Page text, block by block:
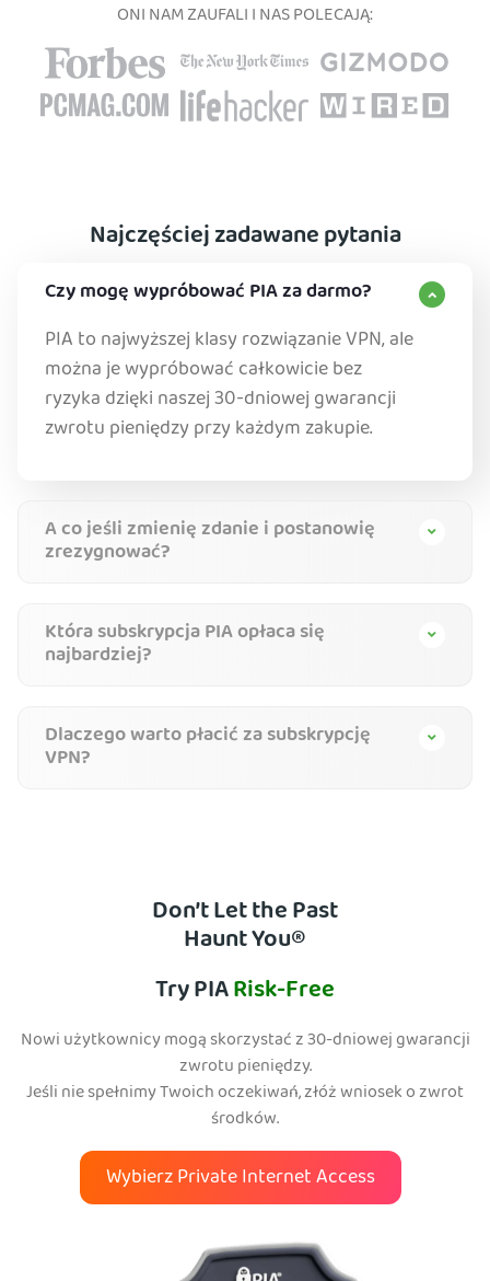
ONI NAM ZAUFALI I NAS POLECAJĄ:
Najczęściej zadawane pytania
Czy mogę wypróbować PIA za darmo?
PIA to najwyższej klasy rozwiązanie VPN, ale
można je wypróbować całkowicie bez
ryzyka dzięki naszej 30-dniowej gwarancji
zwrotu pieniędzy przy każdym zakupie.
A co jeśli zmienię zdanie i postanowię
zrezygnować?
Która subskrypcja PIA opłaca się
najbardziej?
Dlaczego warto płacić za subskrypcję
VPN?
Don’t Let the Past
Haunt You®
Try PIARisk-Free
Nowi użytkownicy mogą skorzystać z 30-dniowej gwarancji
zwrotu pieniędzy.
Jeśli nie spełnimy Twoich oczekiwań, złóż wniosek o zwrot
środków.
Wybierz Private Internet Access